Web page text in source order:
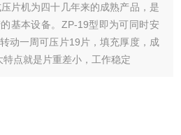
片机为四十几年来的成熟产品，是
基本设备。ZP-19型即为可同时安
动一周可压片19片，填充厚度，成
点就是片重差小，工作稳定